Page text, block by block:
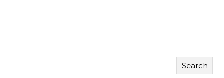
Search